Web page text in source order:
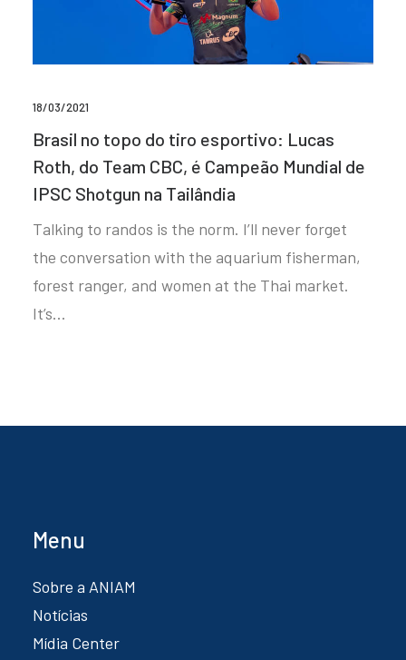
18/03/2021
Brasil no topo do tiro esportivo: Lucas
Roth, do Team CBC, é Campeão Mundial de
IPSC Shotgun na Tailândia
Talking to randos is the norm. I’ll never forget
the conversation with the aquarium fisherman,
forest ranger, and women at the Thai market.
It’s…
Menu
Sobre a ANIAM
Notícias
Mídia Center